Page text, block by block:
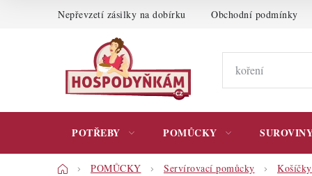
Nepřevzetí zásilky na dobírku Obchodní podmínky
POTŘEBY POMŮCKY
DomůPOMŮCKY Servírovací pomůcky